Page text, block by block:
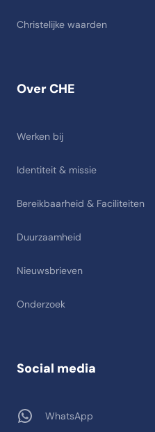
Over CHE
Werken bij
Identiteit & missie
Bereikbaarheid & Faciliteiten
Duurzaamheid
Nieuwsbrieven
Onderzoek
Christelijke waarden
Social media
WhatsApp